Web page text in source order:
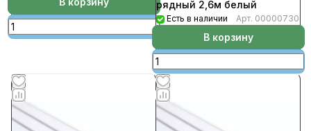
рядный 2,6м белый
Есть в наличии Арт. 00000730
В корзину